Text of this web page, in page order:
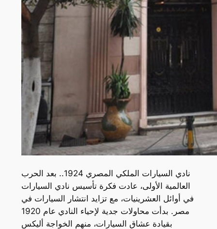
نادي السيارات الملكي المصري 1924.. بعد الحرب
العالمية الأولى، عادت فكرة تأسيس نادي السيارات
في أوائل العشرينيات، مع تزايد انتشار السيارات في
مصر. بدأت محاولات جدية لإحياء النادي عام 1920
بقيادة عشاق السيارات، منهم الخواجة أليكس